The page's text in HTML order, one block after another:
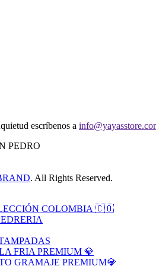
escríbenos a
PEDRO
. All Rights Reserved.
COLOMBIA 🇨🇴
FRIA PREMIUM 💎
GRAMAJE PREMIUM💎